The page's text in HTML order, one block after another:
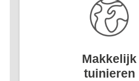
Makkelijk
tuinieren